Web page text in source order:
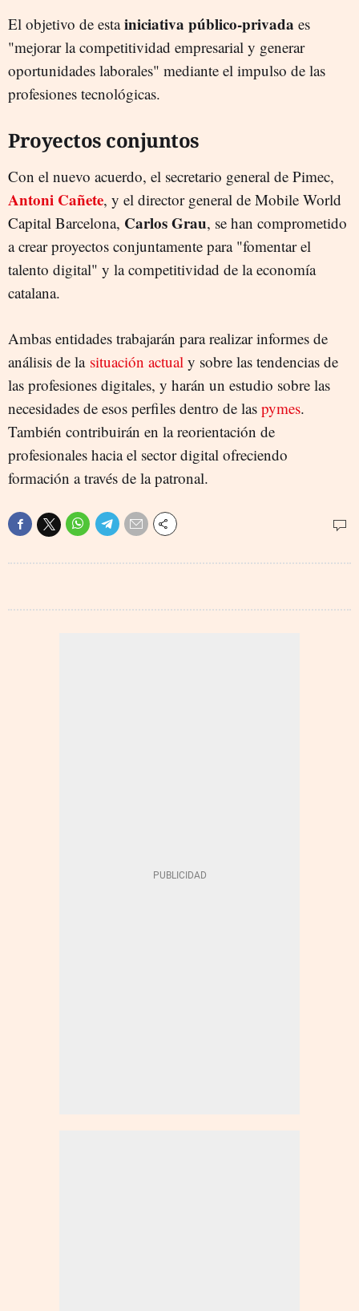
El objetivo de estainiciativa público-privada es
"mejorar la competitividad empresarial y generar
oportunidades laborales" mediante el impulso de las
profesiones tecnológicas.
Proyectos conjuntos
Con el nuevo acuerdo, el secretario general de Pimec,
Antoni Cañete, y el director general de Mobile World
Capital Barcelona, Carlos Grau, se han comprometido
a crear proyectos conjuntamente para "fomentar el
talento digital" y la competitividad de la economía
catalana.
Ambas entidades trabajarán para realizar informes de
análisis de la situación actual y sobre las tendencias de
las profesiones digitales, y harán un estudio sobre las
necesidades de esos perfiles dentro de las pymes.
También contribuirán en la reorientación de
profesionales hacia el sector digital ofreciendo
formación a través de la patronal.